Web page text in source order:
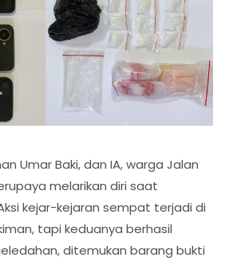
Umar Baki, dan IA, warga Jalan
melarikan diri saat
kejar-kejaran sempat terjadi di
tapi keduanya berhasil
ditemukan barang bukti